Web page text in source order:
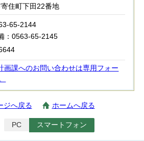
住町下田22番地
65-2144
：0563-65-2145
画課へのお問い合わせは専用フォー
ジへ戻る ホームへ戻る
PC スマートフォン